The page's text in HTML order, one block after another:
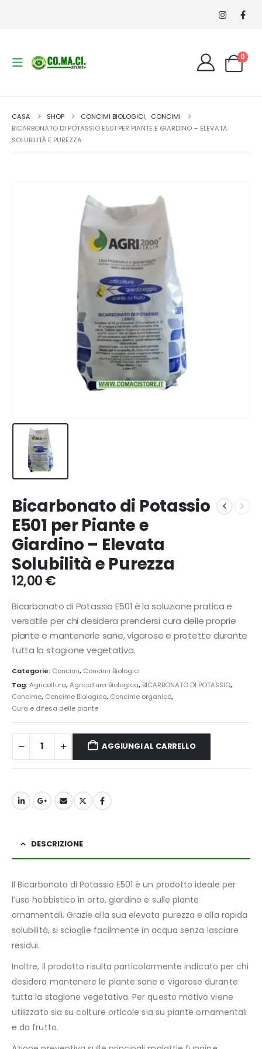
0
CASA SHOP CONCIMI BIOLOGICI, CONCIMI
BICARBONATO DI POTASSIO E501 PER PIANTE E GIARDINO – ELEVATA
SOLUBILITÀ E PUREZZA
Bicarbonato di Potassio
E501 per Piante e
Giardino – Elevata
Solubilità e Purezza
12,00€
Bicarbonato di Potassio E501 è la soluzione pratica e
versatile per chi desidera prendersi cura delle proprie
piante e mantenerle sane, vigorose e protette durante
tutta la stagione vegetativa.
Categorie: Concimi, Concimi Biologici
Tag:Agricoltura,Agricoltura Biologica, BICARBONATO DI POTASSIO,
Concime, Concime Biologico, Concime organico,
Cura e difesa delle piante
AGGIUNGI AL CARRELLO
DESCRIZIONE
Il Bicarbonato di Potassio E501 è un prodotto ideale per
l’uso hobbistico in orto, giardino e sulle piante
ornamentali. Grazie alla sua elevata purezza e alla rapida
solubilità, si scioglie facilmente in acqua senza lasciare
residui.
Inoltre, il prodotto risulta particolarmente indicato per chi
desidera mantenere le piante sane e vigorose durante
tutta la stagione vegetativa. Per questo motivo viene
utilizzato sia su colture orticole sia su piante ornamentali
e da frutto.